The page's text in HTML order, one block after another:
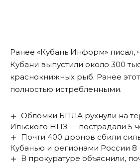
Ранее «Кубань Информ» писал,
Кубани выпустили около 300
краснокнижных рыб. Ранее
полностью истребленными.
Обломки БПЛА рухнули на
Ильского НПЗ — пострадали 5
Почти 400 дронов сбили
Кубанью и регионами России 8
В прокуратуре объяснили,